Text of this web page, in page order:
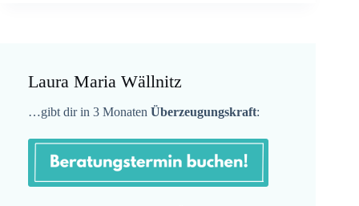
Laura Maria Wällnitz
…gibt dir in 3 Monaten Überzeugungskraft: